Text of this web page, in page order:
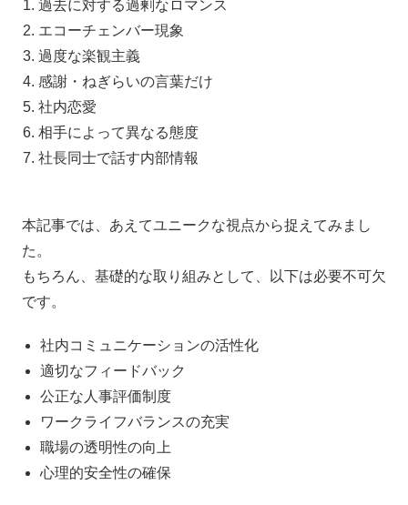
過去に対する過剰なロマンス
エコーチェンバー現象
過度な楽観主義
感謝・ねぎらいの言葉だけ
社内恋愛
相手によって異なる態度
社長同士で話す内部情報
本記事では、あえてユニークな視点から捉えてみまし
た。
もちろん、基礎的な取り組みとして、以下は必要不可欠
です。
社内コミュニケーションの活性化
適切なフィードバック
公正な人事評価制度
ワークライフバランスの充実
職場の透明性の向上
心理的安全性の確保